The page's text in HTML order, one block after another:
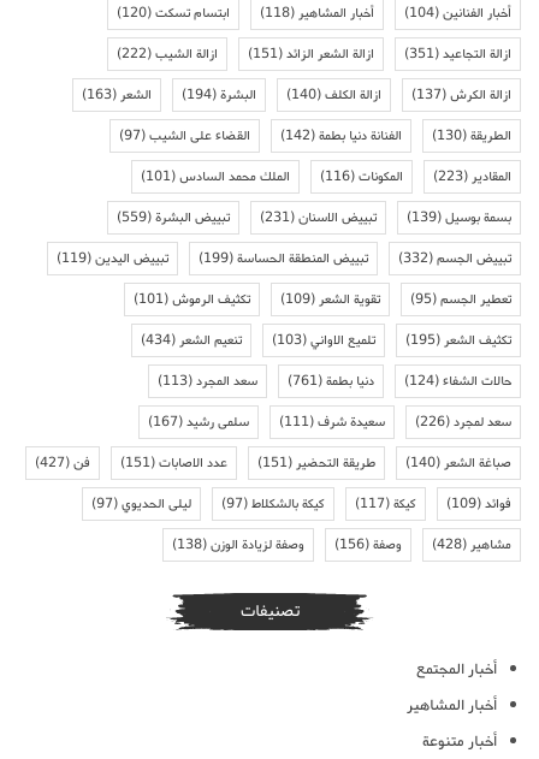
أخبار الفنانين(104) أخبار المشاهير(118) ابتسام تسكت(120)
ازالة التجاعيد(351) ازالة الشعر الزائد(151) ازالة الشيب(222)
ازالة الكرش(137) ازالة الكلف(140) البشرة(194) الشعر(163)
الطريقة(130) الفنانة دنيا بطمة(142) القضاء على الشيب(97)
المقادير(223) المكونات(116) الملك محمد السادس(101)
بسمة بوسيل(139) تبييض الاسنان(231) تبييض البشرة(559)
تبييض الجسم(332) تبييض المنطقة الحساسة(199) تبييض اليدين(119)
تعطير الجسم(95) تقوية الشعر(109) تكثيف الرموش(101)
تكثيف الشعر(195) تلميع الاواني(103) تنعيم الشعر(434)
حالات الشفاء(124) دنيا بطمة(761) سعد المجرد(113)
سعد لمجرد(226) سعيدة شرف(111) سلمى رشيد(167)
صباغة الشعر(140) طريقة التحضير(151) عدد الاصابات(151) فن(427)
فوائد(109) كيكة(117) كيكة بالشكلاط(97) ليلى الحديوي(97)
مشاهير(428) وصفة(156) وصفة لزيادة الوزن(138)
تصنيفات
أخبار المجتمع
أخبار المشاهير
أخبار متنوعة